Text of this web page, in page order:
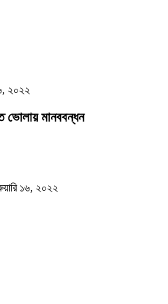
২০২২
ভোলায় মানববন্ধন
১৬, ২০২২